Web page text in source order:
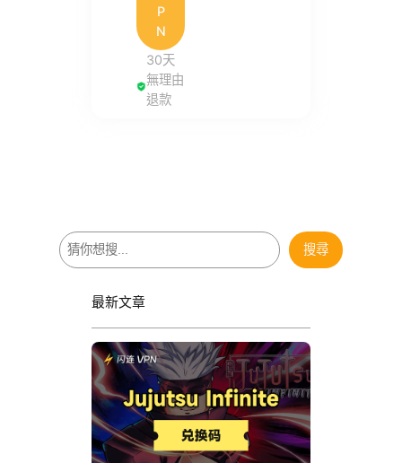
P
N
30天
無理由
退款
搜
尋
搜尋
最新文章